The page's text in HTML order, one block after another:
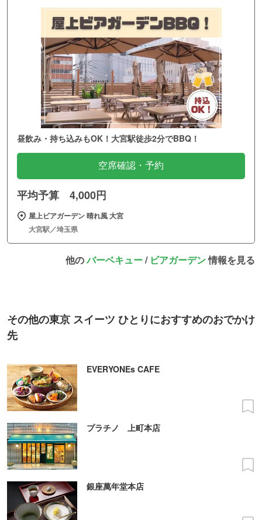
昼飲み・持ち込みもOK！大宮駅徒歩2分でBBQ！
空席確認・予約
平均予算 4,000円
屋上ビアガーデン 晴れ風 大宮
大宮駅／埼玉県
他のバーベキュー/ ビアガーデン情報を見る
その他の東京 スイーツ ひとりにおすすめのおでかけ
先
EVERYONEs CAFE
プラチノ 上町本店
銀座萬年堂本店